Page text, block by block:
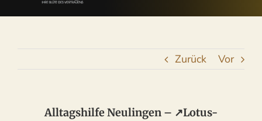
Zurück Vor
Alltagshilfe Neulingen – ↗️Lotus-